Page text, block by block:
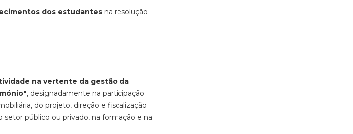
dos estudantes na resolução
na vertente da gestão da
, designadamente na participação
do projeto, direção e fiscalização
público ou privado, na formação e na